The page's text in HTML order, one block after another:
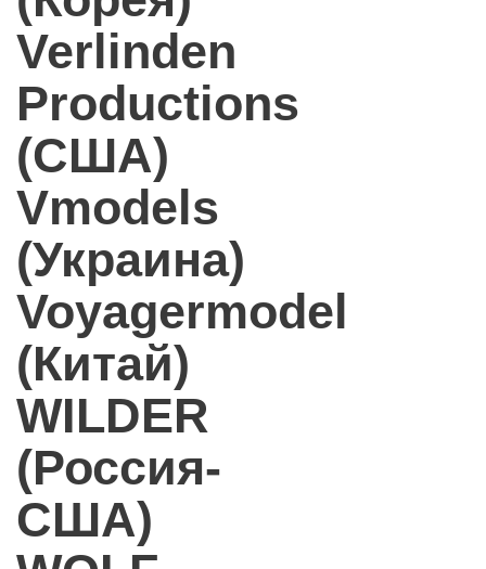
Verlinden
Productions
(США)
Vmodels
(Украина)
Voyagermodel
(Китай)
WILDER
(Россия-
США)